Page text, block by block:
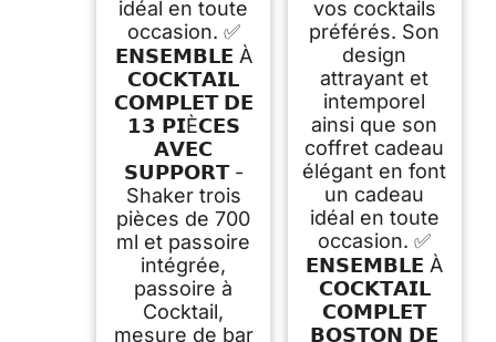
idéal en toute
occasion. ✅
𝗘𝗡𝗦𝗘𝗠𝗕𝗟𝗘 À
𝗖𝗢𝗖𝗞𝗧𝗔𝗜𝗟
𝗖𝗢𝗠𝗣𝗟𝗘𝗧 𝗗𝗘
𝟭𝟯 𝗣𝗜È𝗖𝗘𝗦
𝗔𝗩𝗘𝗖
𝗦𝗨𝗣𝗣𝗢𝗥𝗧 -
Shaker trois
pièces de 700
ml et passoire
intégrée,
passoire à
Cocktail,
mesure de bar
vos cocktails
préférés. Son
design
attrayant et
intemporel
ainsi que son
coffret cadeau
élégant en font
un cadeau
idéal en toute
occasion. ✅
𝗘𝗡𝗦𝗘𝗠𝗕𝗟𝗘 À
𝗖𝗢𝗖𝗞𝗧𝗔𝗜𝗟
𝗖𝗢𝗠𝗣𝗟𝗘𝗧
𝗕𝗢𝗦𝗧𝗢𝗡 𝗗𝗘